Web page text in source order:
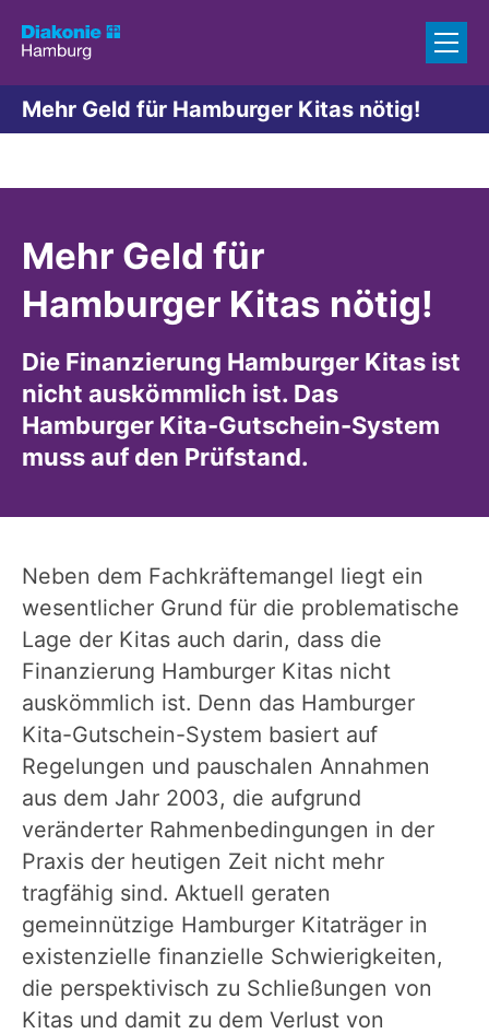
Mehr Geld für Hamburger Kitas nötig!
Mehr Geld für
Hamburger Kitas nötig!
Die Finanzierung Hamburger Kitas ist
nicht auskömmlich ist. Das
Hamburger Kita-Gutschein-System
muss auf den Prüfstand.
Neben dem Fachkräftemangel liegt ein
wesentlicher Grund für die problematische
Lage der Kitas auch darin, dass die
Finanzierung Hamburger Kitas nicht
auskömmlich ist. Denn das Hamburger
Kita-Gutschein-System basiert auf
Regelungen und pauschalen Annahmen
aus dem Jahr 2003, die aufgrund
veränderter Rahmenbedingungen in der
Praxis der heutigen Zeit nicht mehr
tragfähig sind. Aktuell geraten
gemeinnützige Hamburger Kitaträger in
existenzielle finanzielle Schwierigkeiten,
die perspektivisch zu Schließungen von
Kitas und damit zu dem Verlust von